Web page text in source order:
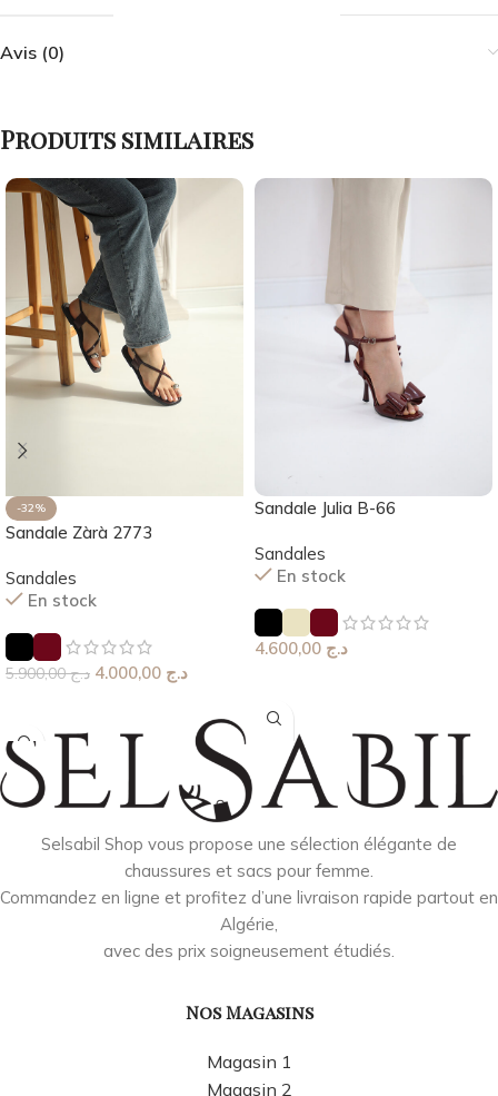
Avis (0)
Produits similaires
-32%
Sandale Zàrà 2773
Sandales
En stock
د.ج5.900,00 د.ج
Sandale Julia B-66
Sandales
En stock
د.ج
Selsabil Shop vous propose une sélection élégante de
chaussures et sacs pour femme.
Commandez en ligne et profitez d’une livraison rapide partout en
Algérie,
avec des prix soigneusement étudiés.
Nos Magasins
Magasin 1
Magasin 2